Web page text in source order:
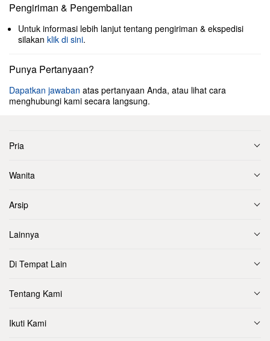
Pengiriman & Pengembalian
Untuk informasi lebih lanjut tentang pengiriman & ekspedisi
silakan klik di sini.
Punya Pertanyaan?
Dapatkan jawaban atas pertanyaan Anda, atau lihat cara
menghubungi kami secara langsung.
Pria
Wanita
Arsip
Lainnya
Di Tempat Lain
Tentang Kami
Ikuti Kami